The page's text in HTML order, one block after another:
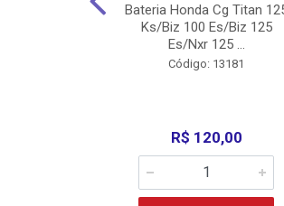
Bateria Honda Cg Titan
Ks/Biz 100 Es/Biz 125
Es/Nxr 125 ...
Código: 13181
R$ 120,00